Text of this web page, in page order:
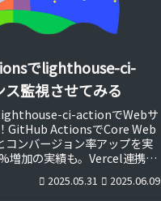
でlighthouse-ci-
監視させてみる
lighthouse-ci-actionでWebサ
GitHub ActionsでCore Web
ンバージョン率アップを実
増加の実績も。Vercel連携や
2025.05.31 2025.06.09